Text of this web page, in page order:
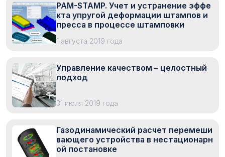
PAM-STAMP. Учет и устранение эффе
кта упругой деформации штампов и
пресса в процессе штамповки
1 августа 2019 года
Управление качеством – целостный
подход
31 июля 2019 года
Газодинамический расчет перемеши
вающего устройства в нестационарн
ой постановке